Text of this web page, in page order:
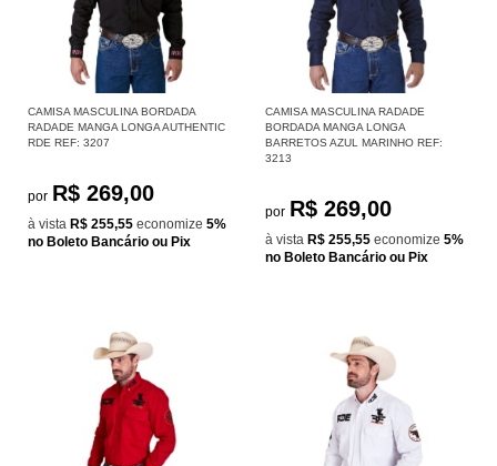
CAMISA MASCULINA BORDADA
RADADE MANGA LONGA AUTHENTIC
RDE REF: 3207
por R$ 269,00
à vista R$ 255,55 economize 5%
no Boleto Bancário ou Pix
CAMISA MASCULINA RADADE
BORDADA MANGA LONGA
BARRETOS AZUL MARINHO REF:
3213
por R$ 269,00
à vista R$ 255,55 economize 5%
no Boleto Bancário ou Pix